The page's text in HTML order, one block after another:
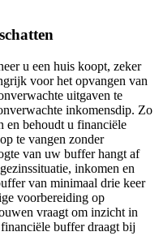
u een huis koopt, zeker
voor het opvangen van
uitgaven te
inkomensdip. Zo
en behoudt u financiële
te vangen zonder
van uw buffer hangt af
inkomen en
van minimaal drie keer
voorbereiding op
vraagt om inzicht in
buffer draagt bij